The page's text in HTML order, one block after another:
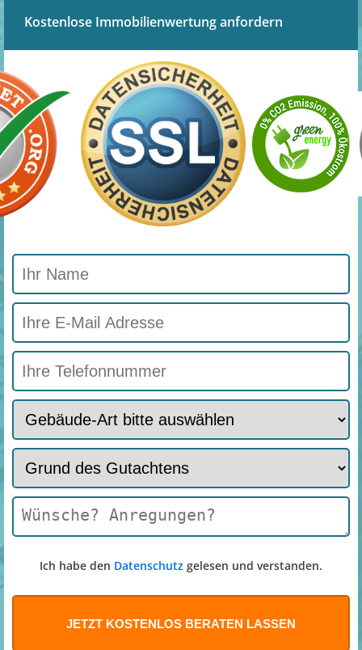
Kostenlose Immobilienwertung anfordern
Ich habe den Datenschutz gelesen und verstanden.